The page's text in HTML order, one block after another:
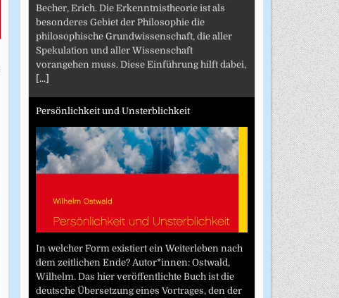
Becher, Erich. Die Erkenntnistheorie ist als
besonderes Gebiet der Philosophie die
philosophische Grundwissenschaft, die aller
Spekulation und aller Wissenschaft
vorangehen muss. Diese Einführung hilft dabei,
[...]
Persönlichkeit und Unsterblichkeit
In welcher Form existiert ein Weiterleben nach
dem zeitlichen Ende? Autor*innen: Ostwald,
Wilhelm. Das hier veröffentlichte Buch ist die
deutsche Übersetzung eines Vortrages, den der